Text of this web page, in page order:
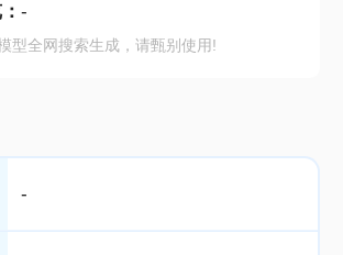
-
型全网搜索生成，请甄别使用!
-